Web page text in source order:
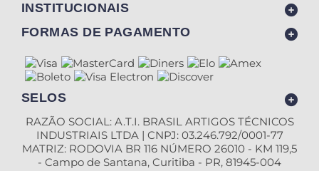
INSTITUCIONAIS
FORMAS DE PAGAMENTO
SELOS
RAZÃO SOCIAL: A.T.I. BRASIL ARTIGOS TÉCNICOS
INDUSTRIAIS LTDA | CNPJ: 03.246.792/0001-77
MATRIZ: RODOVIA BR 116 NÚMERO 26010 - KM 119,5
- Campo de Santana, Curitiba - PR, 81945-004